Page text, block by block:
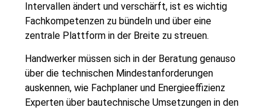
Intervallen ändert und verschärft, ist es wichtig
Fachkompetenzen zu bündeln und über eine
zentrale Plattform in der Breite zu streuen.
Handwerker müssen sich in der Beratung genauso
über die technischen Mindestanforderungen
auskennen, wie Fachplaner und Energieeffizienz
Experten über bautechnische Umsetzungen in den